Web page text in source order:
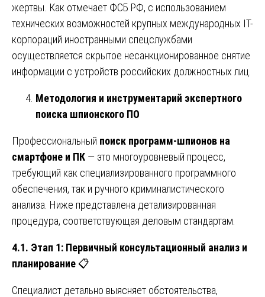
жертвы. Как отмечает ФСБ РФ, с использованием
технических возможностей крупных международных IT-
корпораций иностранными спецслужбами
осуществляется скрытое несанкционированное снятие
информации с устройств российских должностных лиц.
Методология и инструментарий экспертного
поиска шпионского ПО
Профессиональный поиск программ-шпионов на
смартфоне и ПК — это многоуровневый процесс,
требующий как специализированного программного
обеспечения, так и ручного криминалистического
анализа. Ниже представлена детализированная
процедура, соответствующая деловым стандартам.
4.1. Этап 1: Первичный консультационный анализ и
планирование 📋
Специалист детально выясняет обстоятельства,